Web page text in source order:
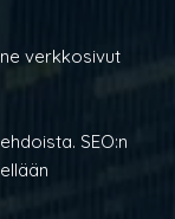
verkkosivut
SEO:n